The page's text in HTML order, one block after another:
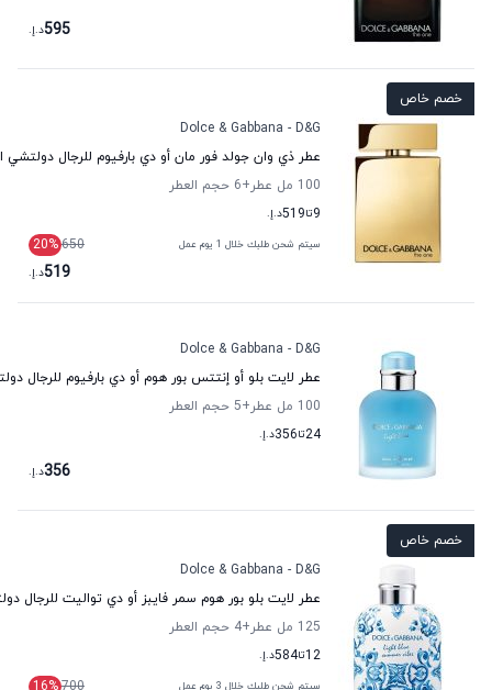
595د.إ.
خصم خاص
Dolce & Gabbana - D&G
عطر ذي وان جولد فور مان أو دي بارفيوم للرجال دولتشي
100 مل عطر
+6
حجم العطر
9تا519د.إ.
سيتم شحن طلبك خلال 1 يوم عمل 650
20%
519د.إ.
Dolce & Gabbana - D&G
عطر لايت بلو أو إنتتس بور هوم أو دي بارفيوم للرجال
100 مل عطر
+5
حجم العطر
24تا356د.إ.
356د.إ.
خصم خاص
Dolce & Gabbana - D&G
عطر لايت بلو بور هوم سمر فايبز أو دي تواليت للرجال
125 مل عطر
+4
حجم العطر
12تا584د.إ.
سيتم شحن طلبك خلال 3 يوم عمل